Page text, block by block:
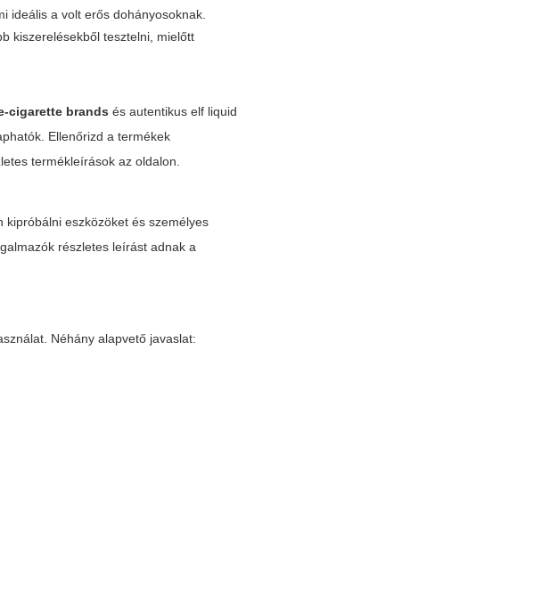
ideális a volt erős dohányosoknak.
kiszerelésekből tesztelni, mielőtt
cigarette brands és autentikuself liquid
Ellenőrizd a termékek
termékleírások az oldalon.
eszközöket és személyes
részletes leírást adnak a
Néhány alapvető javaslat: